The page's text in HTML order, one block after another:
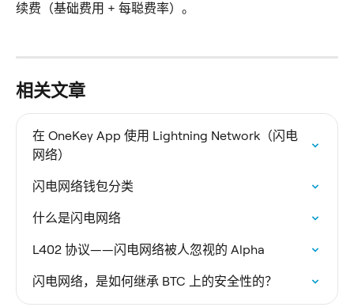
续费（基础费用 + 每聪费率）。
相关文章
在 OneKey App 使用 Lightning Network（闪电
网络）
闪电网络钱包分类
什么是闪电网络
L402 协议——闪电网络被人忽视的 Alpha
闪电网络，是如何继承 BTC 上的安全性的？